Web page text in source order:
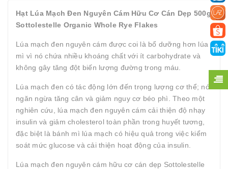
Hạt Lúa Mạch Đen Nguyên Cám Hữu Cơ Cán Dẹp 500g
Sottolestelle Organic Whole Rye Flakes
Lúa mạch đen nguyên cám được coi là bổ dưỡng hơn lúa
mì vì nó chứa nhiều khoáng chất với ít carbohydrate và
không gây tăng đột biến lượng đường trong máu.
Lúa mạch đen có tác động lớn đến trọng lượng cơ thể; nó
ngăn ngừa tăng cân và giảm nguy cơ béo phì. Theo một
nghiên cứu, lúa mạch đen nguyên cám cải thiện độ nhạy
insulin và giảm cholesterol toàn phần trong huyết tương,
đặc biệt là bánh mì lúa mạch có hiệu quả trong việc kiểm
soát mức glucose và cải thiện hoạt động của insulin.
Lúa mạch đen nguyên cám hữu cơ cán dẹp Sottolestelle